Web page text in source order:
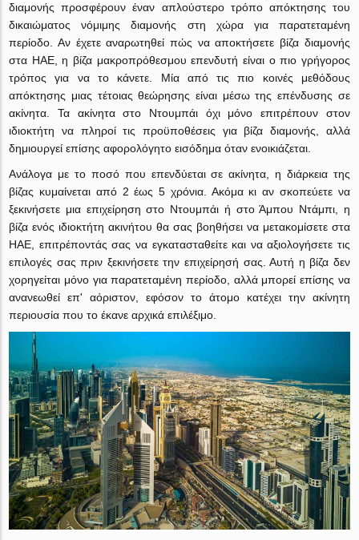
διαμονής προσφέρουν έναν απλούστερο τρόπο απόκτησης του
δικαιώματος νόμιμης διαμονής στη χώρα για παρατεταμένη
περίοδο. Αν έχετε αναρωτηθεί πώς να αποκτήσετε βίζα διαμονής
στα ΗΑΕ, η βίζα μακροπρόθεσμου επενδυτή είναι ο πιο γρήγορος
τρόπος για να το κάνετε. Μία από τις πιο κοινές μεθόδους
απόκτησης μιας τέτοιας θεώρησης είναι μέσω της επένδυσης σε
ακίνητα. Τα ακίνητα στο Ντουμπάι όχι μόνο επιτρέπουν στον
ιδιοκτήτη να πληροί τις προϋποθέσεις για βίζα διαμονής, αλλά
δημιουργεί επίσης αφορολόγητο εισόδημα όταν ενοικιάζεται.
Ανάλογα με το ποσό που επενδύεται σε ακίνητα, η διάρκεια της
βίζας κυμαίνεται από 2 έως 5 χρόνια. Ακόμα κι αν σκοπεύετε να
ξεκινήσετε μια επιχείρηση στο Ντουμπάι ή στο Άμπου Ντάμπι, η
βίζα ενός ιδιοκτήτη ακινήτου θα σας βοηθήσει να μετακομίσετε στα
ΗΑΕ, επιτρέποντάς σας να εγκατασταθείτε και να αξιολογήσετε τις
επιλογές σας πριν ξεκινήσετε την επιχείρησή σας. Αυτή η βίζα δεν
χορηγείται μόνο για παρατεταμένη περίοδο, αλλά μπορεί επίσης να
ανανεωθεί επ' αόριστον, εφόσον το άτομο κατέχει την ακίνητη
περιουσία που το έκανε αρχικά επιλέξιμο.